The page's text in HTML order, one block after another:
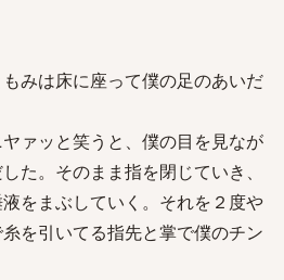
みは床に座って僕の足のあいだ
ァッと笑うと、僕の目を見なが
た。そのまま指を閉じていき、
をまぶしていく。それを２度や
を引いてる指先と掌で僕のチン